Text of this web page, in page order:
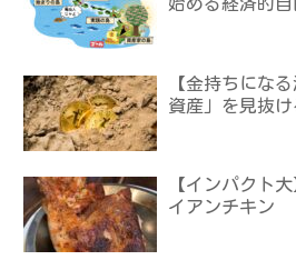
始める経済的
【金持ちにな
資産」を見抜け
【インパクト
イアンチキン